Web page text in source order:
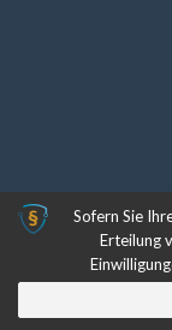
Sofern Sie
Erteilung